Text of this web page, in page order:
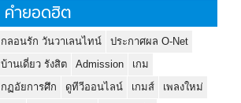
คำยอดฮิต
กลอนรัก วันวาเลนไทน์
ประกาศผล O-Net
บ้านเดี่ยว รังสิต
Admission
เกม
กฏอัยการศึก
ดูทีวีออนไลน์ เกมส์
เพลงใหม่